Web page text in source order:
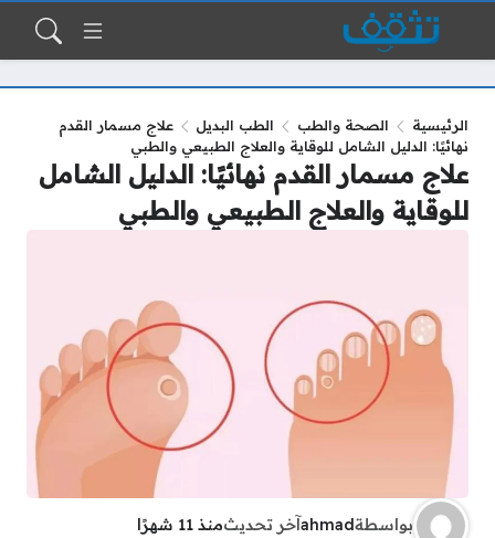
الرئيسية الصحة والطب الطب البديل
علاج مسمار القدم
نهائيًا: الدليل الشامل للوقاية والعلاج الطبيعي والطبي
علاج مسمار القدم نهائيًا: الدليل الشامل
للوقاية والعلاج الطبيعي والطبي
بواسطةahmadآخر تحديثمنذ 11 شهرًا